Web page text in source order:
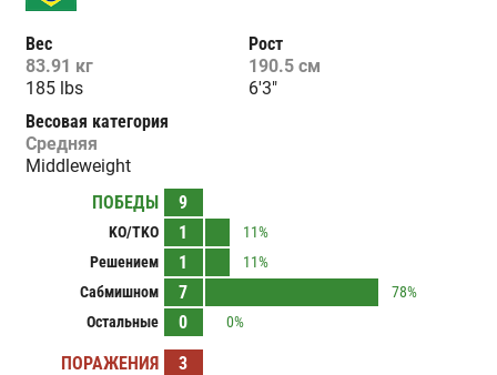
Вес
83.91 кг
185 lbs
Рост
190.5 см
6'3"
Весовая категория
Средняя
Middleweight
ПОБЕДЫ
9
KO/TKO 1
11%
Решением
1
11%
Сабмишном
7
78%
Остальные
0 0%
ПОРАЖЕНИЯ 3